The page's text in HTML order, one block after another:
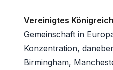
Vereinigtes
Gemeinschaft in
Konzentration,
Birmingham,